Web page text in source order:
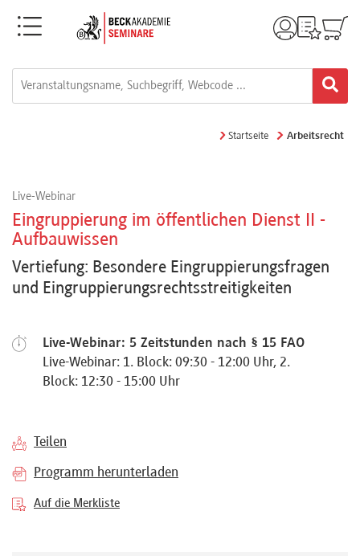
Menü
Webinare
e-
Referenten
Kontakt
Startseite Arbeitsrecht
Live-Webinar
Eingruppierung im öffentlichen Dienst II -
Aufbauwissen
Vertiefung: Besondere Eingruppierungsfragen
und Eingruppierungsrechtsstreitigkeiten
Live-Webinar: 5 Zeitstunden nach § 15 FAO
Live-Webinar: 1. Block: 09:30 - 12:00 Uhr, 2.
Block: 12:30 - 15:00 Uhr
Teilen
Programm herunterladen
Auf die Merkliste